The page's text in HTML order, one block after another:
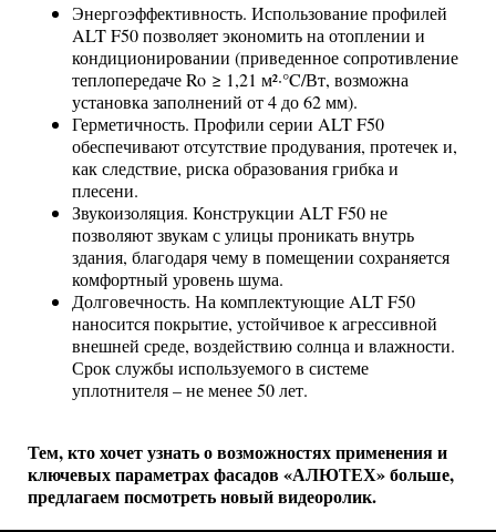
Энергоэффективность. Использование профилей
ALT F50 позволяет экономить на отоплении и
кондиционировании (приведенное сопротивление
теплопередаче Ro ≥ 1,21 м²·°C/Вт, возможна
установка заполнений от 4 до 62 мм).
Герметичность. Профили серии ALT F50
обеспечивают отсутствие продувания, протечек и,
как следствие, риска образования грибка и
плесени.
Звукоизоляция. Конструкции ALT F50 не
позволяют звукам с улицы проникать внутрь
здания, благодаря чему в помещении сохраняется
комфортный уровень шума.
Долговечность. На комплектующие ALT F50
наносится покрытие, устойчивое к агрессивной
внешней среде, воздействию солнца и влажности.
Срок службы используемого в системе
уплотнителя – не менее 50 лет.
Тем, кто хочет узнать о возможностях применения и
ключевых параметрах фасадов «АЛЮТЕХ» больше,
предлагаем посмотреть новый видеоролик.